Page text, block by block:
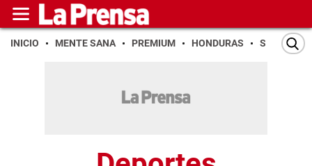
INICIO MENTE SANA PREMIUM HONDURAS SAN PEDRO